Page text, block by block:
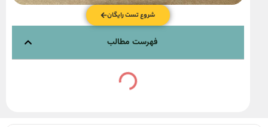
شروع تست رایگان
فهرست مطالب